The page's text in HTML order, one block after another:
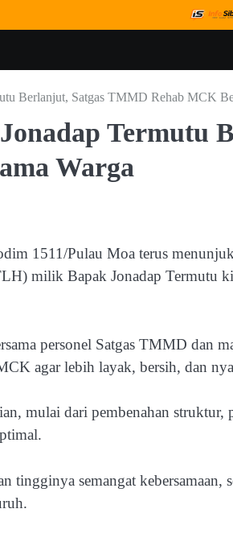
Berlanjut, Satgas TMMD Rehab MCK
Termutu
Warga
1511/Pulau Moa terus
milik Bapak Jonadap Termutu
personel Satgas TMMD dan
agar lebih layak, bersih, dan
mulai dari pembenahan struktur,
semangat kebersamaan,